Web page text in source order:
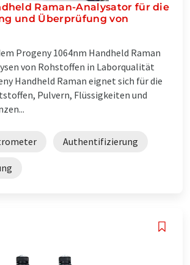
Raman-Analysator für die
und Überprüfung von
Progeny 1064nm Handheld Raman
von Rohstoffen in Laborqualität
Handheld Raman eignet sich für die
Pulvern, Flüssigkeiten und
Authentifizierung